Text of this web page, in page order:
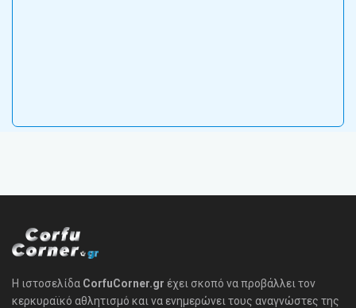
Η ιστοσελίδα CorfuCorner.gr έχει σκοπό να προβάλλει τον
κερκυραϊκό αθλητισμό και να ενημερώνει τους αναγνώστες της